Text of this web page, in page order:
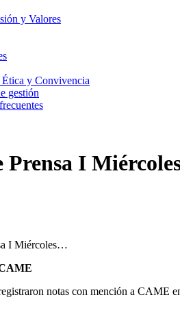
y Valores
y Convivencia
gestión
I
I Miércoles…
notas con mención a CAME